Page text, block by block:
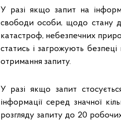
У разі якщо запит на
свободи особи, щодо стану
катастроф, небезпечних
статись і загрожують
отримання запиту.
У разі якщо запит
інформації серед значної
розгляду запиту до 20